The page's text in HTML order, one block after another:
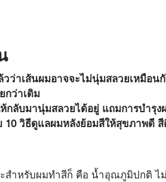
ว่าเส้นผมอาจจะไม่นุ่มสลวยเหมือน
กว่าเดิม
กลับมานุ่มสลวยได้อยู่ แถมการบำรุ
วิธีดูแลผมหลังย้อมสีให้สุขภาพดี
ำหรับผมทำสีก็ คือ น้ำอุณภูมิปกติ ไ